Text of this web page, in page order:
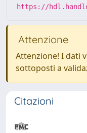
https://
Attenzione
Attenzione! I dati
sottoposti a
Citazioni